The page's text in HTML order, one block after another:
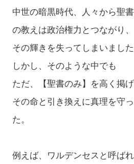
中世の暗黒時代、人々から聖
の教えは政治権力とつながり、
その輝きを失ってしまいました
しかし、そのような中でも
ただ、【聖書のみ】を高く掲げ
その命と引き換えに真理を守
た。
例えば、ワルデンセスと呼ば